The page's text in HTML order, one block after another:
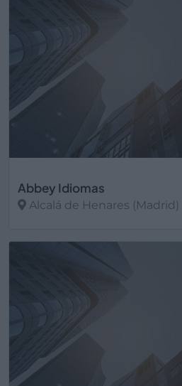
Abbey Idiomas
Alcalá de Henares (Madrid)